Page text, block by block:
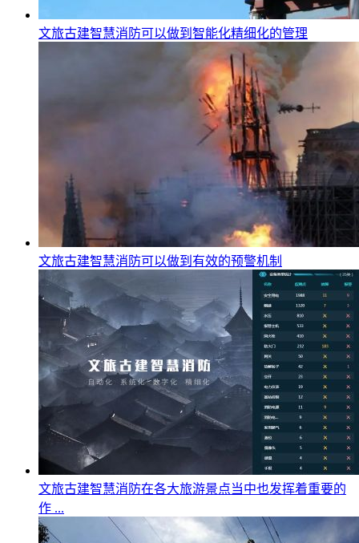
文旅古建智慧消防可以做到智能化精细化的管理
文旅古建智慧消防可以做到有效的预警机制
文旅古建智慧消防在各大旅游景点当中也发挥着重要的
作 ...